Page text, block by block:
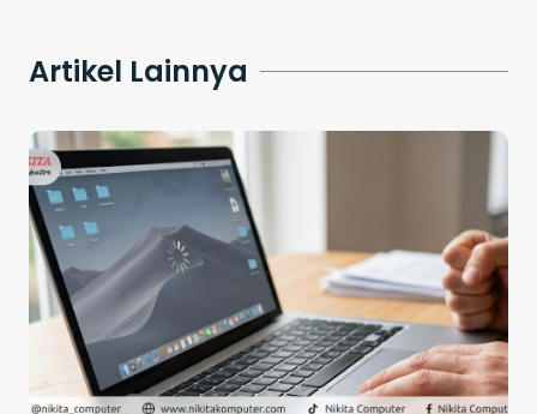
Artikel Lainnya